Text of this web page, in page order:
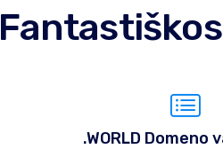
.WORLD Domeno